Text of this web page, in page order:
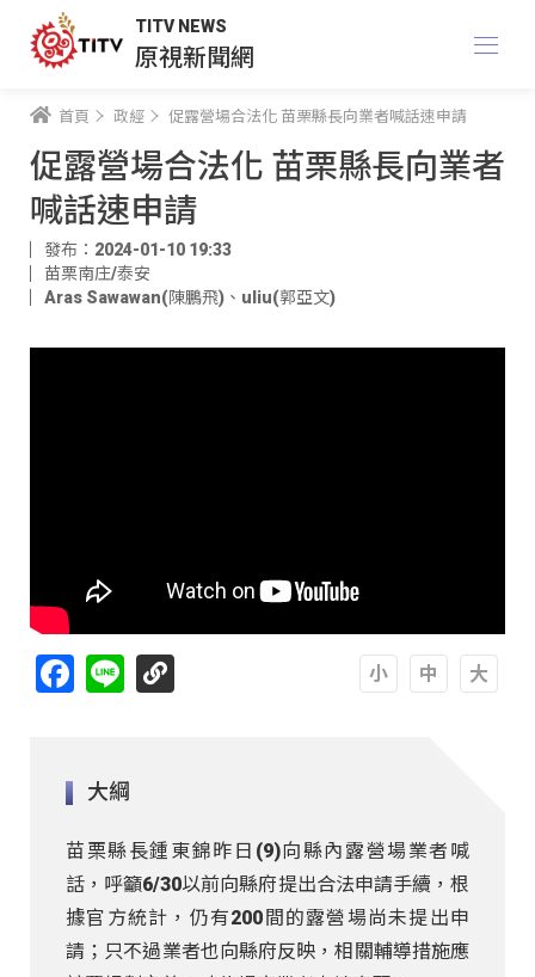
TITV NEWS
原視新聞網
首頁 政經 促露營場合法化 苗栗縣長向業者喊話速申請
促露營場合法化 苗栗縣長向業者
喊話速申請
發布：2024-01-10 19:33
苗栗南庄/泰安
Aras Sawawan(陳鵬飛) 、 uliu(郭亞文)
Facebook
Line
大綱
苗栗縣長鍾東錦昨日(9)向縣內露營場業者喊
話，呼籲6/30以前向縣府提出合法申請手續，根
據官方統計，仍有200間的露營場尚未提出申
請；只不過業者也向縣府反映，相關輔導措施應